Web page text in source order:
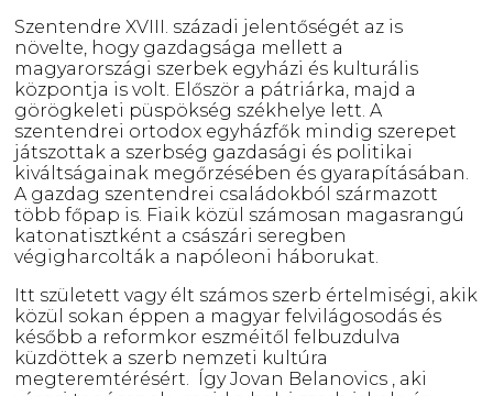
Szentendre XVIII. századi jelentőségét az is
növelte, hogy gazdagsága mellett a
magyarországi szerbek egyházi és kulturális
központja is volt. Először a pátriárka, majd a
görögkeleti püspökség székhelye lett. A
szentendrei ortodox egyházfők mindig szerepet
játszottak a szerbség gazdasági és politikai
kiváltságainak megőrzésében és gyarapításában.
A gazdag szentendrei családokból származott
több főpap is. Fiaik közül számosan magasrangú
katonatisztként a császári seregben
végigharcolták a napóleoni háborukat.
Itt született vagy élt számos szerb értelmiségi, akik
közül sokan éppen a magyar felvilágosodás és
később a reformkor eszméitől felbuzdulva
küzdöttek a szerb nemzeti kultúra
megteremtérésért. Így Jovan Belanovics , aki